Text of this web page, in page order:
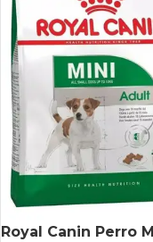
Royal Canin Perro